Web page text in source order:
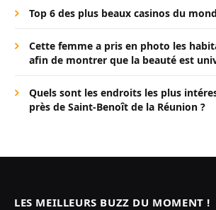
Top 6 des plus beaux casinos du
Cette femme a pris en photo les
afin de montrer que la beauté est
Quels sont les endroits les plus
près de Saint-Benoît de la Réunion ?
LES MEILLEURS BUZZ DU MOMENT !